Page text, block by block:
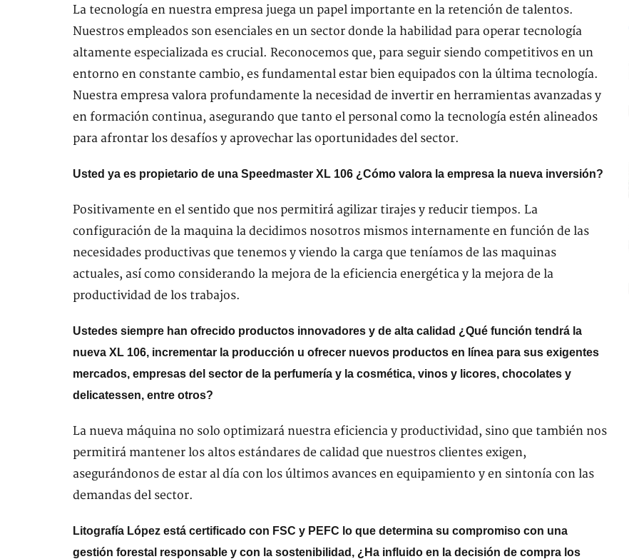
La tecnología en nuestra empresa juega un papel importante en la retención de talentos.
Nuestros empleados son esenciales en un sector donde la habilidad para operar tecnología
altamente especializada es crucial. Reconocemos que, para seguir siendo competitivos en un
entorno en constante cambio, es fundamental estar bien equipados con la última tecnología.
Nuestra empresa valora profundamente la necesidad de invertir en herramientas avanzadas y
en formación continua, asegurando que tanto el personal como la tecnología estén alineados
para afrontar los desafíos y aprovechar las oportunidades del sector.
Usted ya es propietario de una Speedmaster XL 106 ¿Cómo valora la empresa la nueva inversión?
Positivamente en el sentido que nos permitirá agilizar tirajes y reducir tiempos. La
configuración de la maquina la decidimos nosotros mismos internamente en función de las
necesidades productivas que tenemos y viendo la carga que teníamos de las maquinas
actuales, así como considerando la mejora de la eficiencia energética y la mejora de la
productividad de los trabajos.
Ustedes siempre han ofrecido productos innovadores y de alta calidad ¿Qué función tendrá la
nueva XL 106, incrementar la producción u ofrecer nuevos productos en línea para sus exigentes
mercados, empresas del sector de la perfumería y la cosmética, vinos y licores, chocolates y
delicatessen, entre otros?
La nueva máquina no solo optimizará nuestra eficiencia y productividad, sino que también nos
permitirá mantener los altos estándares de calidad que nuestros clientes exigen,
asegurándonos de estar al día con los últimos avances en equipamiento y en sintonía con las
demandas del sector.
Litografía López está certificado con FSC y PEFC lo que determina su compromiso con una
gestión forestal responsable y con la sostenibilidad, ¿Ha influido en la decisión de compra los